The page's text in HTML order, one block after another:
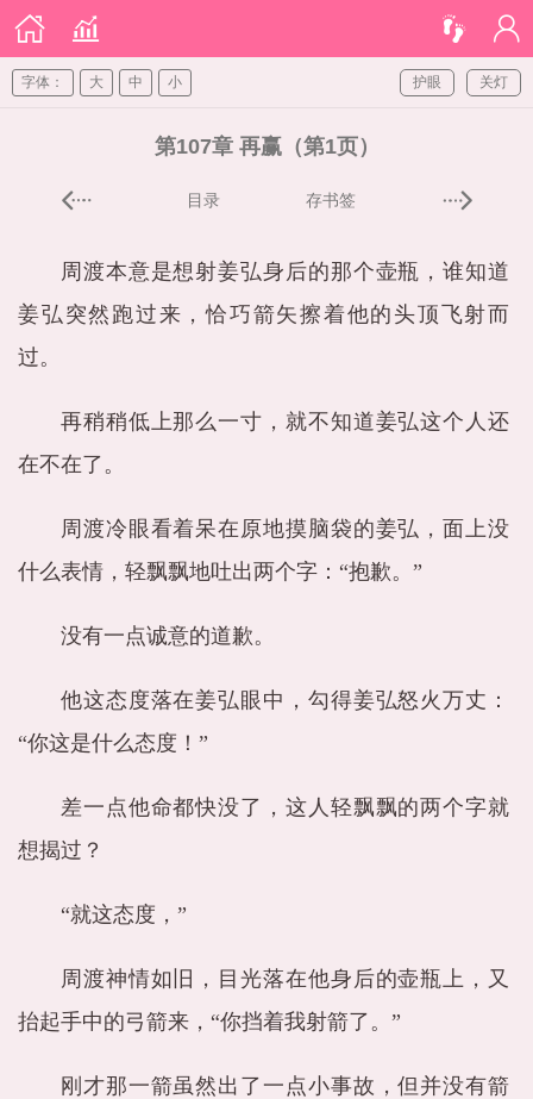
关灯
护眼
字体： 大 中 小
第107章 再赢（第1页）
目录 存书签
周渡本意是想射姜弘身后的那个壶瓶，谁知道
姜弘突然跑过来，恰巧箭矢擦着他的头顶飞射而
过。
再稍稍低上那么一寸，就不知道姜弘这个人还
在不在了。
周渡冷眼看着呆在原地摸脑袋的姜弘，面上没
什么表情，轻飘飘地吐出两个字：“抱歉。”
没有一点诚意的道歉。
他这态度落在姜弘眼中，勾得姜弘怒火万丈：
“你这是什么态度！”
差一点他命都快没了，这人轻飘飘的两个字就
想揭过？
“就这态度，”
周渡神情如旧，目光落在他身后的壶瓶上，又
抬起手中的弓箭来，“你挡着我射箭了。”
刚才那一箭虽然出了一点小事故，但并没有箭